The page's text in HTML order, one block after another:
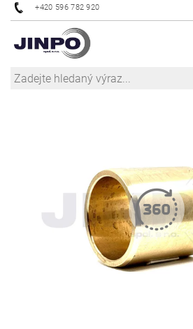
+420 596 782 920